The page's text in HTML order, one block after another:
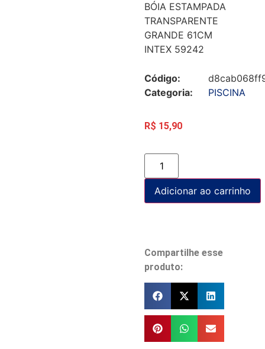
BÓIA ESTAMPADA
TRANSPARENTE
GRANDE 61CM
INTEX 59242
Código:
Categoria:
PISCINA
R$ 15,90
Adicionar ao carrinho
Compartilhe esse
produto: